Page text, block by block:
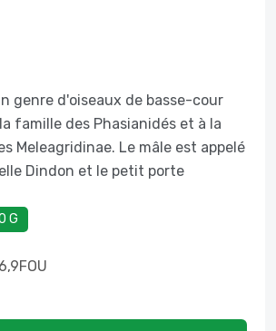
genre d'oiseaux de basse-cour
famille des Phasianidés et à la
Meleagridinae. Le mâle est appelé
Dindon et le petit porte
G
FOU